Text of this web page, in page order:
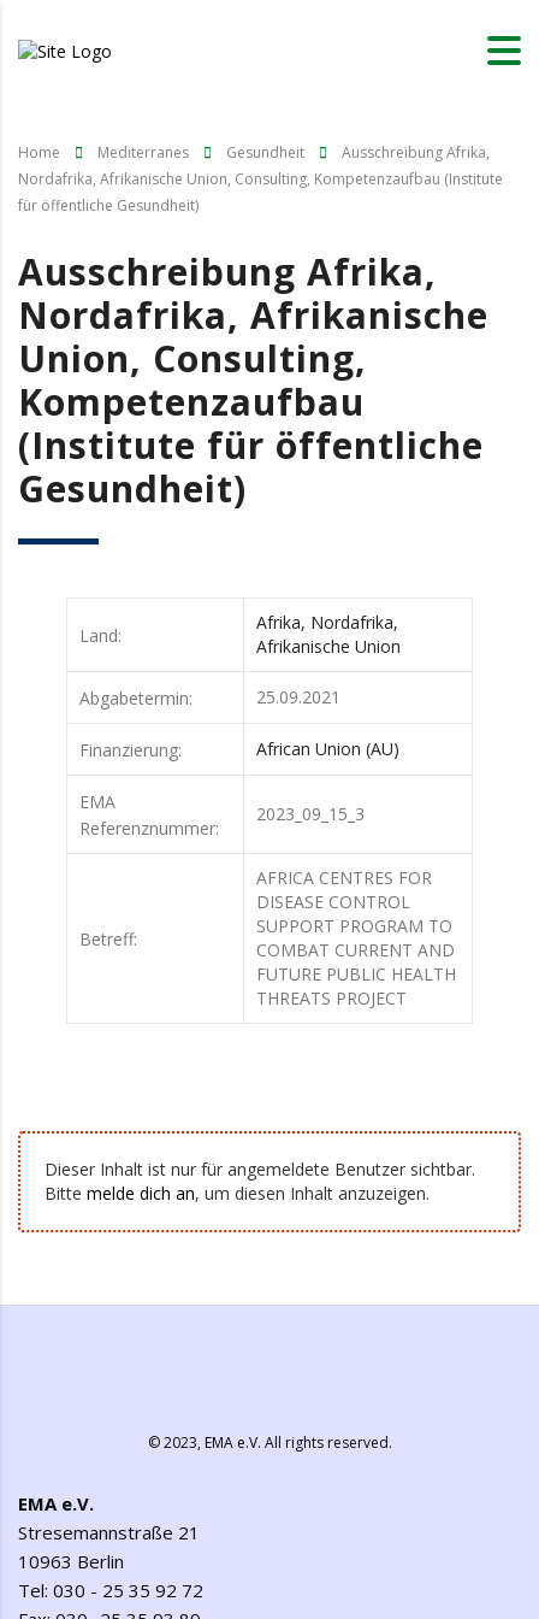
Home Mediterranes Gesundheit
Ausschreibung Afrika,
Nordafrika, Afrikanische Union, Consulting, Kompetenzaufbau (Institute
für öffentliche Gesundheit)
Ausschreibung Afrika,
Nordafrika, Afrikanische
Union, Consulting,
Kompetenzaufbau
(Institute für öffentliche
Gesundheit)
Land:
Afrika, Nordafrika,
Afrikanische Union
Abgabetermin: 25.09.2021
Finanzierung: African Union (AU)
EMA
Referenznummer:
2023_09_15_3
Betreff:
AFRICA CENTRES FOR
DISEASE CONTROL
SUPPORT PROGRAM TO
COMBAT CURRENT AND
FUTURE PUBLIC HEALTH
THREATS PROJECT
Dieser Inhalt ist nur für angemeldete Benutzer sichtbar.
Bitte melde dich an, um diesen Inhalt anzuzeigen.
© 2023,EMA e.V. All rights reserved.
EMA e.V.
Stresemannstraße 21
10963 Berlin
Tel: 030 - 25 35 92 72